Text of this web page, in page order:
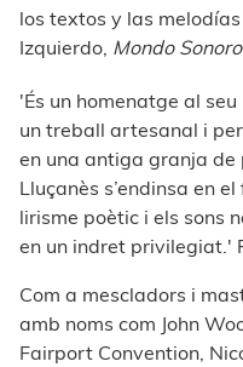
los textos y las
Izquierdo, Mondo Sonoro
'És un homenatge al
un treball artesanal i
en una antiga granja
Lluçanès s’endinsa en
lirisme poètic i els sons
en un indret privilegiat.'
Com a mescladors i
amb noms com John
Fairport Convention,